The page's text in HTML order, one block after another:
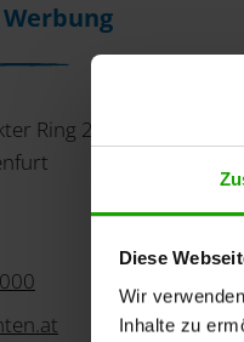
Diese
Wir
Inhalte zu
Ring 21 - 23
at